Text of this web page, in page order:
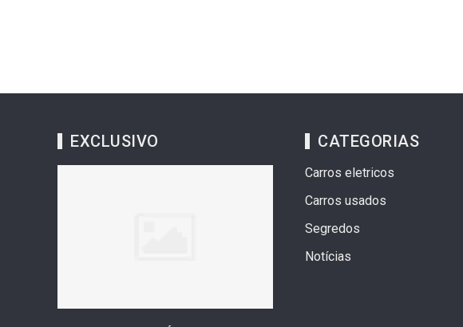
EXCLUSIVO CATEGORIAS
Carros eletricos
Carros usados
Segredos
Notícias